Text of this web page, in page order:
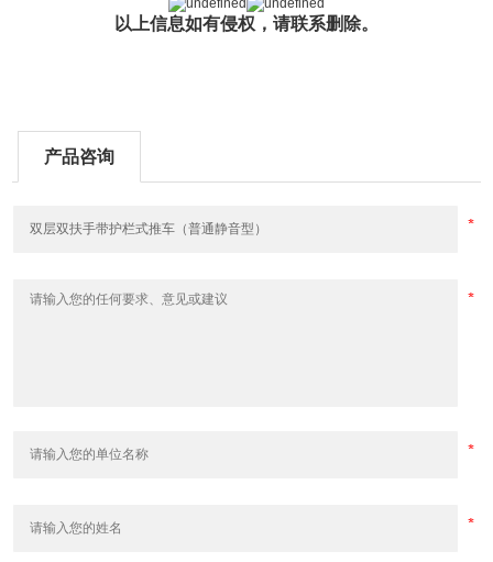
以上信息如有侵权，请联系删除。
产品咨询